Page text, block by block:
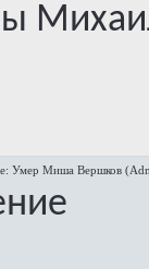
Умер Миша Вершков